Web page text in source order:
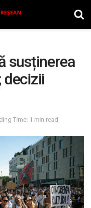
susținerea
decizii
Time: 1 min read